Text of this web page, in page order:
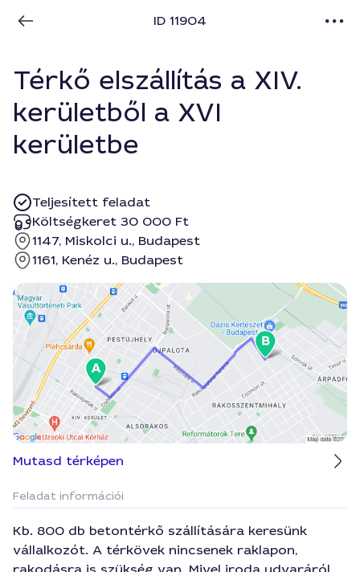
ID 11904
Térkő elszállítás a XIV.
kerületből a XVI
kerületbe
Teljesített feladat
Költségkeret 30 000 Ft
1147, Miskolci u., Budapest
1161, Kenéz u., Budapest
Mutasd térképen
Feladat információi
Kb. 800 db betontérkő szállítására keresünk
vállalkozót. A térkövek nincsenek raklapon,